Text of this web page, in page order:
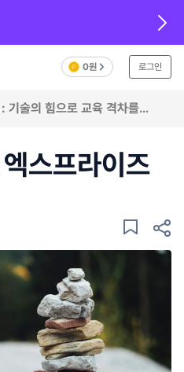
0원 로그인
기술의 힘으로 교육 격차를
스프라이즈